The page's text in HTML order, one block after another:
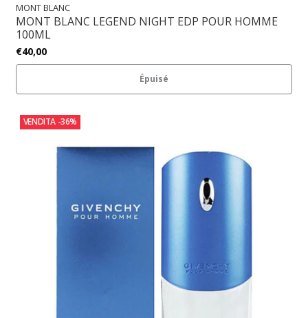
MONT BLANC
MONT BLANC LEGEND NIGHT EDP POUR HOMME
100ML
€40,00
Épuisé
VENDITA -36%